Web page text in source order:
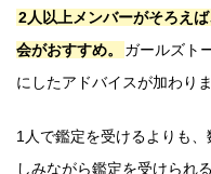
2人以上メンバーがそろえ
会がおすすめ。
ガールズト
にしたアドバイスが加わりま
1人で鑑定を受けるよりも
しみながら鑑定を受けられ